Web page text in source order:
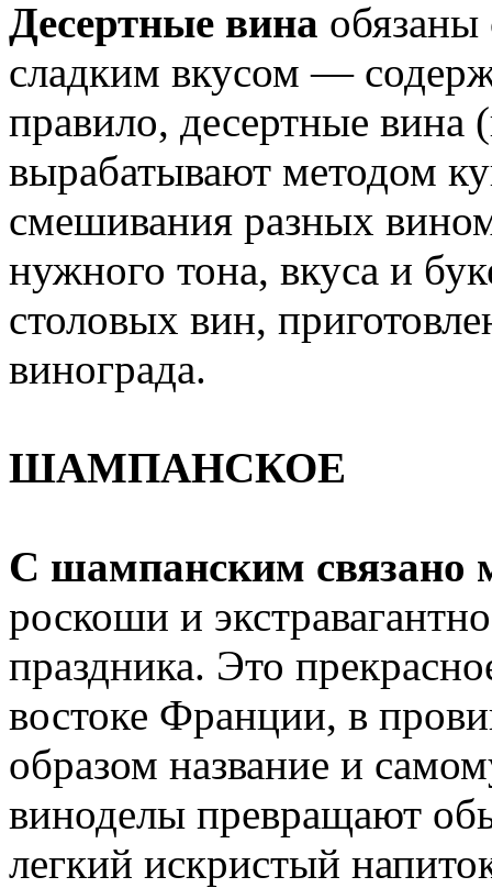
Десертные вина
сладким вкусом —
правило, десертные вина
вырабатывают методом
смешивания разных
нужного тона, вкуса и
столовых вин,
винограда.
ШАМПАНСКОЕ
С шампанским связано
роскоши и
праздника. Это
востоке Франции, в
образом название и
виноделы превращают
легкий искристый